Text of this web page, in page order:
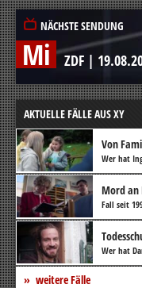
NÄCHSTE SENDUNG
Mi ZDF |
AKTUELLE FÄLLE AUS XY
Von
Wer hat
Mord
Fall seit
Wer hat
weitere Fälle